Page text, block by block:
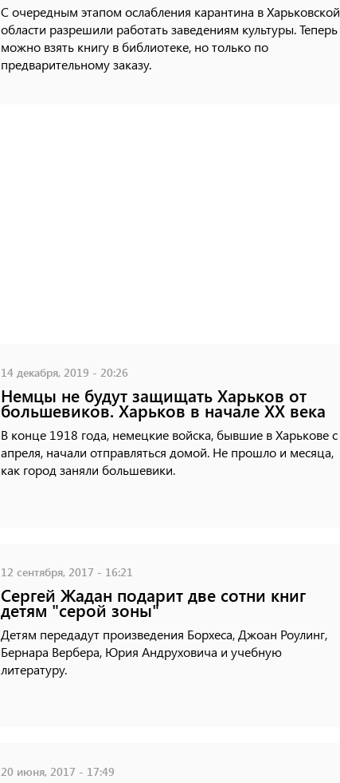
С очередным этапом ослабления карантина в Харьковской
области разрешили работать заведениям культуры. Теперь
можно взять книгу в библиотеке, но только по
предварительному заказу.
14 декабря, 2019 - 20:26
Немцы не будут защищать Харьков от
большевиков. Харьков в начале XX века
В конце 1918 года, немецкие войска, бывшие в Харькове с
апреля, начали отправляться домой. Не прошло и месяца,
как город заняли большевики.
12 сентября, 2017 - 16:21
Сергей Жадан подарит две сотни книг
детям "серой зоны"
Детям передадут произведения Борхеса, Джоан Роулинг,
Бернара Вербера, Юрия Андруховича и учебную
литературу.
20 июня, 2017 - 17:49